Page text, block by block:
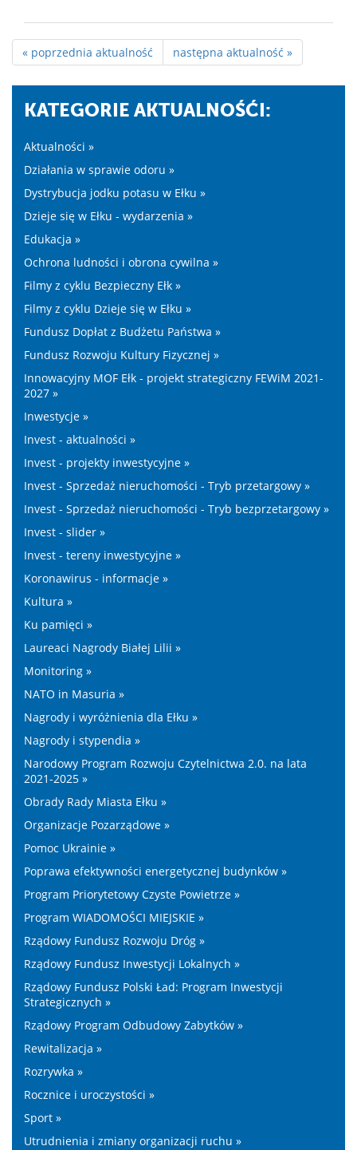
« poprzednia aktualność następna aktualność »
KATEGORIE AKTUALNOŚĆI:
Aktualności »
Działania w sprawie odoru »
Dystrybucja jodku potasu w Ełku »
Dzieje się w Ełku - wydarzenia »
Edukacja »
Ochrona ludności i obrona cywilna »
Filmy z cyklu Bezpieczny Ełk »
Filmy z cyklu Dzieje się w Ełku »
Fundusz Dopłat z Budżetu Państwa »
Fundusz Rozwoju Kultury Fizycznej »
Innowacyjny MOF Ełk - projekt strategiczny FEWiM 2021-
2027 »
Inwestycje »
Invest - aktualności »
Invest - projekty inwestycyjne »
Invest - Sprzedaż nieruchomości - Tryb przetargowy »
Invest - Sprzedaż nieruchomości - Tryb bezprzetargowy »
Invest - slider »
Invest - tereny inwestycyjne »
Koronawirus - informacje »
Kultura »
Ku pamięci »
Laureaci Nagrody Białej Lilii »
Monitoring »
NATO in Masuria »
Nagrody i wyróżnienia dla Ełku »
Nagrody i stypendia »
Narodowy Program Rozwoju Czytelnictwa 2.0. na lata
2021-2025 »
Obrady Rady Miasta Ełku »
Organizacje Pozarządowe »
Pomoc Ukrainie »
Poprawa efektywności energetycznej budynków »
Program Priorytetowy Czyste Powietrze »
Program WIADOMOŚCI MIEJSKIE »
Rządowy Fundusz Rozwoju Dróg »
Rządowy Fundusz Inwestycji Lokalnych »
Rządowy Fundusz Polski Ład: Program Inwestycji
Strategicznych »
Rządowy Program Odbudowy Zabytków »
Rewitalizacja »
Rozrywka »
Rocznice i uroczystości »
Sport »
Utrudnienia i zmiany organizacji ruchu »